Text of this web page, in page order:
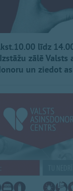
līdz
zālē Valsts
un ziedot